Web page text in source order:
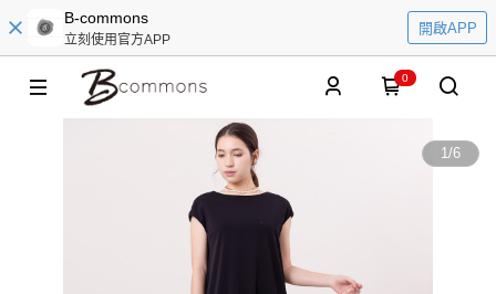
B-commons
立刻使用官方APP
開啟APP
0
1/6